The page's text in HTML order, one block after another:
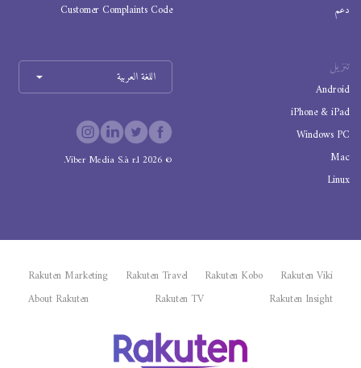
دعم
Customer Complaints Code
تنزيل
Android
iPhone & iPad
Windows PC
Mac
Linux
اللغة العربية
©
2026
Viber Media S.à r.l.
Rakuten Viki
Rakuten Kobo
Rakuten Travel
Rakuten Marketing
Rakuten Insight
Rakuten TV
About Rakuten